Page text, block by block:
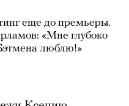
еще до премьеры.
«Мне глубоко
люблю!»